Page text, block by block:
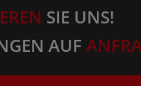
SIE UNS!
AUF